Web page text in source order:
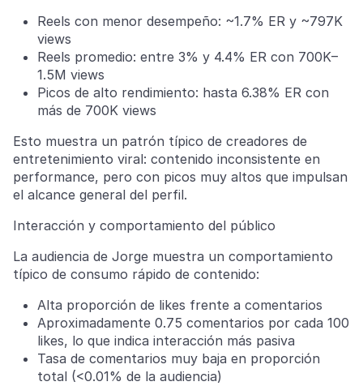
Reels con menor desempeño: ~1.7% ER y ~797K
views
Reels promedio: entre 3% y 4.4% ER con 700K–
1.5M views
Picos de alto rendimiento: hasta 6.38% ER con
más de 700K views
Esto muestra un patrón típico de creadores de
entretenimiento viral: contenido inconsistente en
performance, pero con picos muy altos que impulsan
el alcance general del perfil.
Interacción y comportamiento del público
La audiencia de Jorge muestra un comportamiento
típico de consumo rápido de contenido:
Alta proporción de likes frente a comentarios
Aproximadamente 0.75 comentarios por cada 100
likes, lo que indica interacción más pasiva
Tasa de comentarios muy baja en proporción
total (<0.01% de la audiencia)